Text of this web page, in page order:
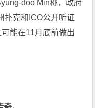
doo Min称，政府
扑克和ICO公开听证
能在11月底前做出